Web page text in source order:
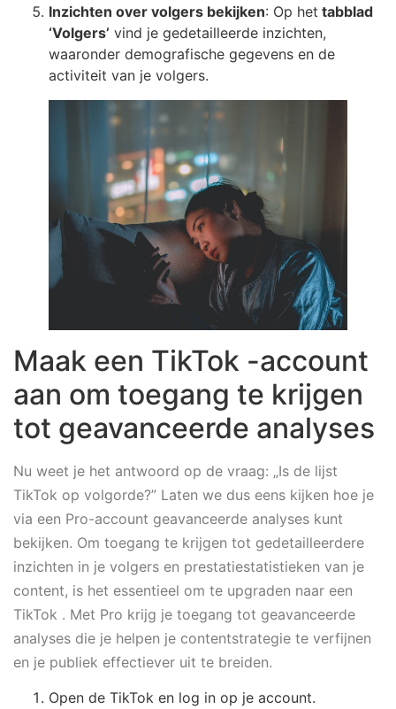
Inzichten over volgers bekijken: Op het tabblad
‘Volgers’ vind je gedetailleerde inzichten,
waaronder demografische gegevens en de
activiteit van je volgers.
Maak een TikTok -account
aan om toegang te krijgen
tot geavanceerde analyses
Nu weet je het antwoord op de vraag: „Is de lijst
TikTok op volgorde?” Laten we dus eens kijken hoe je
via een Pro-account geavanceerde analyses kunt
bekijken. Om toegang te krijgen tot gedetailleerdere
inzichten in je volgers en prestatiestatistieken van je
content, is het essentieel om te upgraden naar een
TikTok . Met Pro krijg je toegang tot geavanceerde
analyses die je helpen je contentstrategie te verfijnen
en je publiek effectiever uit te breiden.
Open de TikTok en log in op je account.